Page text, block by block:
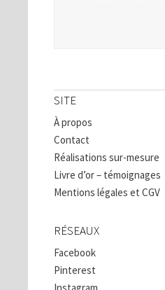
SITE
À propos
Contact
Réalisations sur-mesure
Livre d’or – témoignages
Mentions légales et CGV
RÉSEAUX
Facebook
Pinterest
Instagram